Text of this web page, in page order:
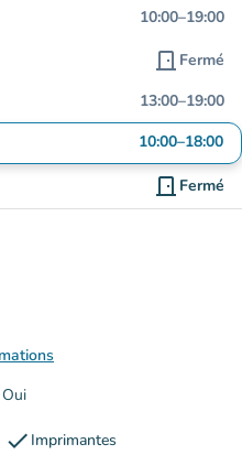
10:00–19:00
door_front Fermé
13:00–19:00
10:00–18:00
door_front Fermé
check Imprimantes